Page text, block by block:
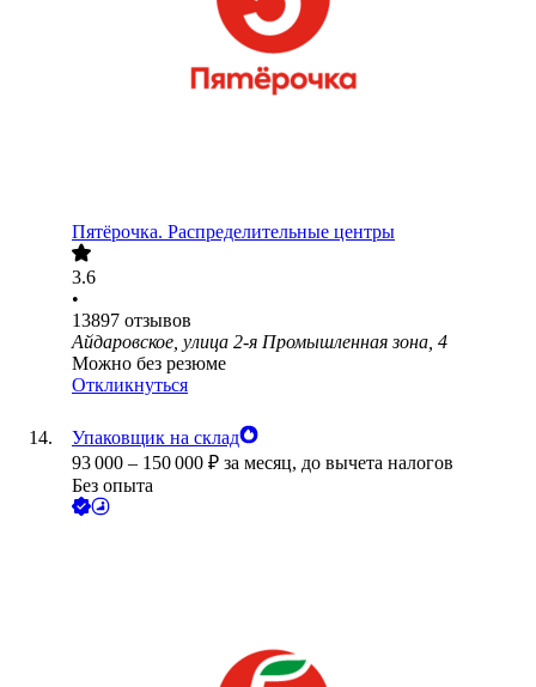
Пятёрочка. Распределительные центры
3.6
•
13897 отзывов
Айдаровское, улица 2-я Промышленная зона, 4
Можно без резюме
Откликнуться
Упаковщик на склад
93 000 – 150 000 ₽ за месяц, до вычета налогов
Без опыта